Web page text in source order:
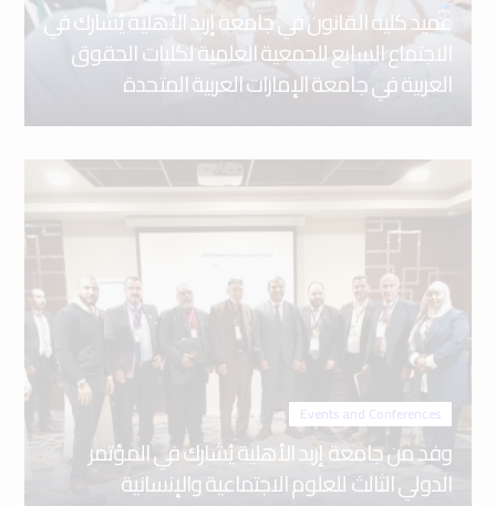
عميد كلية القانون في جامعة إربد الأهلية يُشارك في
الاجتماع السابع للجمعية العلمية لكليات الحقوق
العربية في جامعة الإمارات العربية المتحدة
Events and Conferences
وفد من جامعة إربد الأهلية يُشارك في المؤتمر
الدولي الثالث للعلوم الاجتماعية والإنسانية